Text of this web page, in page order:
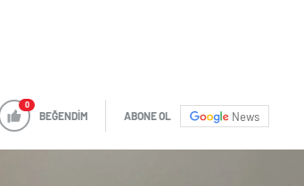
0
BEĞENDİM ABONE OL News